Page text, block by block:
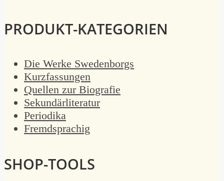
PRODUKT-KATEGORIEN
Die Werke Swedenborgs
Kurzfassungen
Quellen zur Biografie
Sekundärliteratur
Periodika
Fremdsprachig
SHOP-TOOLS